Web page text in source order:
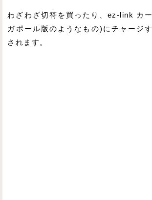
わざわざ切符を買ったり、ez-link カ
ガポール版のようなもの)にチャージ
されます。